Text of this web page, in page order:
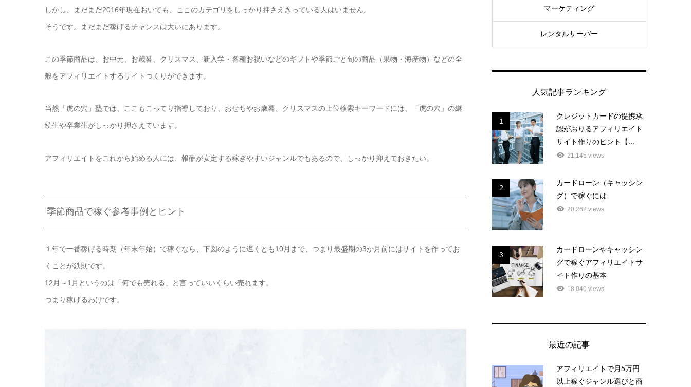
しかし、まだまだ2016年現在おいても、ここのカテゴリをしっかり押さえきっている人はいません。
そうです。まだまだ稼げるチャンスは大いにあります。
この季節商品は、お中元、お歳暮、クリスマス、新入学・各種お祝いなどのギフトや季節ごと旬の商品（果物・海産物）などの全
般をアフィリエイトするサイトつくりができます。
当然「虎の穴」塾では、ここもこってり指導しており、おせちやお歳暮、クリスマスの上位検索キーワードには、「虎の穴」の継
続生や卒業生がしっかり押さえています。
アフィリエイトをこれから始める人には、報酬が安定する稼ぎやすいジャンルでもあるので、しっかり抑えておきたい。
季節商品で稼ぐ参考事例とヒント
１年で一番稼げる時期（年末年始）で稼ぐなら、下図のように遅くとも10月まで、つまり最盛期の3か月前にはサイトを作ってお
くことが鉄則です。
12月～1月というのは「何でも売れる」と言っていいくらい売れます。
つまり稼げるわけです。
マーケティング
レンタルサーバー
人気記事ランキング
1
クレジットカードの提携承
認がおりるアフィリエイト
サイト作りのヒント【...
21,145 views
2
カードローン（キャッシン
グ）で稼ぐには
20,262 views
3
カードローンやキャッシン
グで稼ぐアフィリエイトサ
イト作りの基本
18,040 views
最近の記事
アフィリエイトで月5万円
以上稼ぐジャンル選びと商